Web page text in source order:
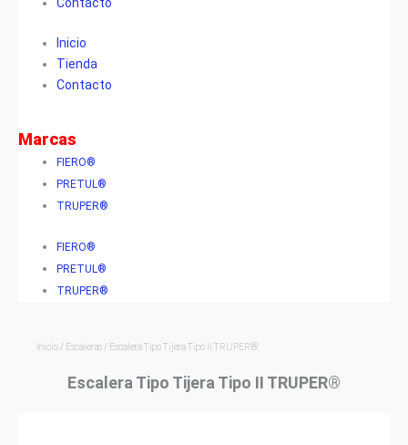
Contacto
Inicio
Tienda
Contacto
Marcas
FIERO®
PRETUL®
TRUPER®
FIERO®
PRETUL®
TRUPER®
Inicio/ Escaleras/ Escalera Tipo Tijera Tipo II TRUPER®
Escalera Tipo Tijera Tipo II TRUPER®